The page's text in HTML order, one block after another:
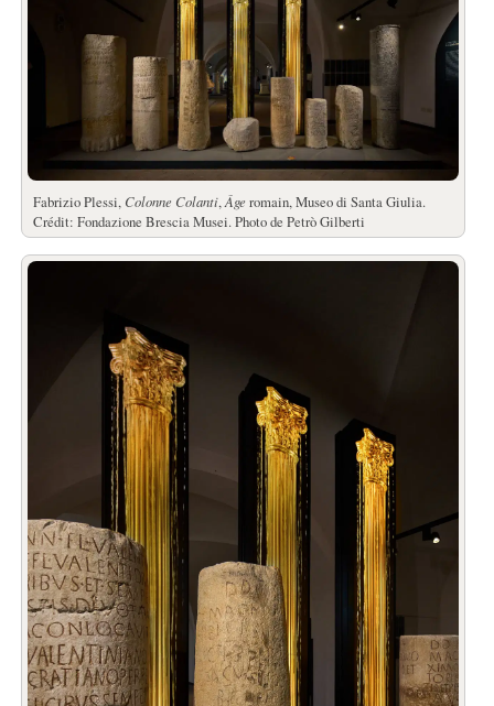
Fabrizio Plessi, Colonne Colanti,Âge romain, Museo di Santa Giulia.
Crédit: Fondazione Brescia Musei. Photo de Petrò Gilberti